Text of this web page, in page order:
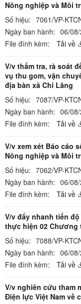
Nông nghiệp và Môi
Số hiệu: 7061/VP-
Ngày ban hành: 06/
File đính kèm:
Tải về
V/v thẩm tra, rà soát
vụ thu gom, vận
địa bàn xã Chi Lăng
Số hiệu: 7087/VP-
Ngày ban hành: 06/
File đính kèm:
Tải về
V/v xem xét Báo cáo
Nông nghiệp và Môi
Số hiệu: 7062/VP-
Ngày ban hành: 06/
File đính kèm:
Tải về
V/v đẩy nhanh tiến
thực hiện 02 Chương
Số hiệu: 7088/VP-
Ngày ban hành: 06/
File đính kèm:
Tải về
V/v nghiên cứu tham
Điện lực Việt Nam về